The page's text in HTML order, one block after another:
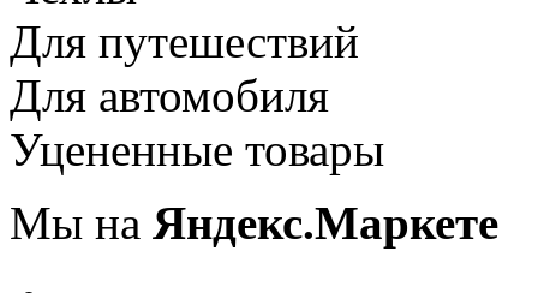
Для путешествий
Для автомобиля
Уцененные товары
Мы на Яндекс.Маркете